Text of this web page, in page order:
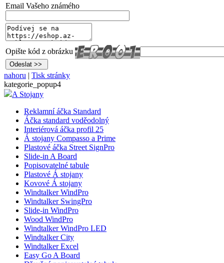
Email Vašeho známého
Opište kód z obrázku
nahoru | Tisk stránky
kategorie_popup4
A Stojany
Reklamní áčka Standard
Áčka standard voděodolný
Interiérová áčka profil 25
Á stojany Compasso a Prime
Plastové áčka Street SignPro
Slide-in A Board
Popisovatelné tabule
Plastové Á stojany
Kovové Á stojany
Windtalker WindPro
Windtalker SwingPro
Slide-in WindPro
Wood WindPro
Windtalker WindPro LED
Windtalker City
Windtalker Excel
Easy Go A Board